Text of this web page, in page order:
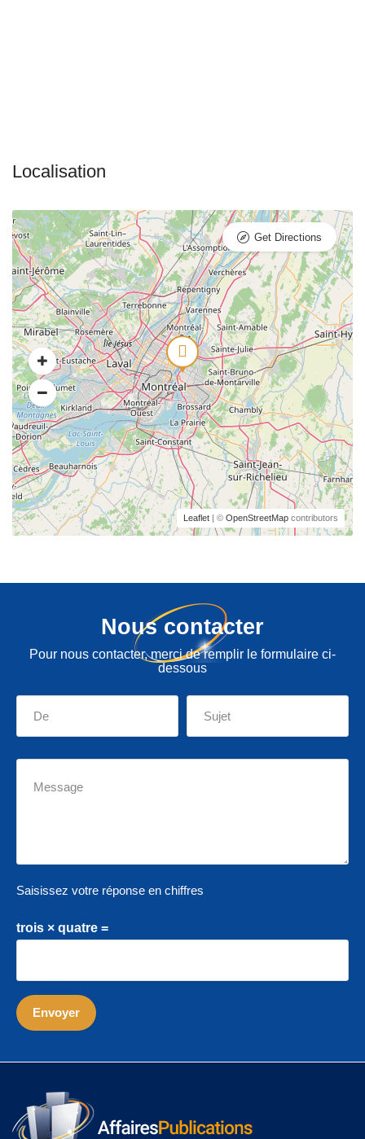
Leaflet | © OpenStreetMap contributors
Get Directions
Nous contacter
Pour nous contacter, merci de remplir le formulaire ci-
dessous
Saisissez votre réponse en chiffres
trois × quatre =